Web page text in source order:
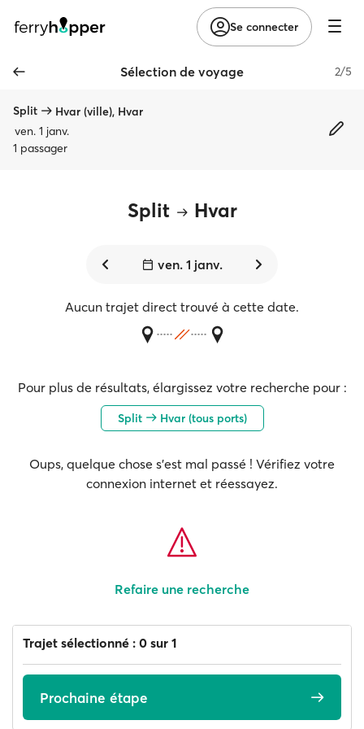
Se connecter
Sélection de voyage 2/5
Split
Hvar (ville), Hvar
ven. 1 janv.
1 passager
Split Hvar
ven. 1 janv.
Aucun trajet direct trouvé à cette date.
Pour plus de résultats, élargissez votre recherche pour :
Split Hvar (tous ports)
Oups, quelque chose s'est mal passé ! Vérifiez votre
connexion internet et réessayez.
Refaire une recherche
Trajet sélectionné : 0 sur 1
Prochaine étape